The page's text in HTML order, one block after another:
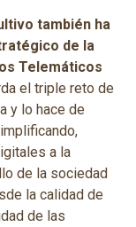
también ha
de la
Telemáticos
el triple reto de
y lo hace de
a la
de la sociedad
la calidad de
de las